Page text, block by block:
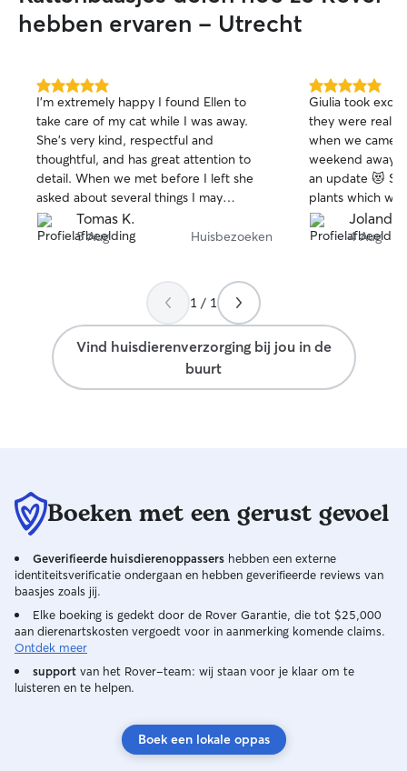
hebben ervaren - Utrecht
5.0
van
5
sterren
I’m extremely happy I found Ellen to
take care of my cat while I was away.
She’s very kind, respectful and
thoughtful, and has great attention to
detail. When we met before I left she
asked about several things I may
otherwise have forgotten, so that gave
me confidence in her commitment.
She sent me lots of beautiful pictures of
my cat, and he seemed to enjoy her
company tremendously. I couldn’t help
but suspect he likes her more than me.
😂 I just have nothing negative or even
neutral to say about my experience.
Tomas K.
5 Aug Huisbezoeken
5.0
van
5
sterren
Giulia took
they were really
when we came
weekend away.
an update 😻 She also watered our
plants which
these hot days.
Jolande
4 Aug
1 / 1
Vind huisdierenverzorging bij jou in de
buurt
Boeken met een gerust gevoel
Geverifieerde huisdierenoppassers hebben een externe
identiteitsverificatie ondergaan en hebben geverifieerde reviews van
baasjes zoals jij.
Elke boeking is gedekt door de Rover Garantie, die tot $25,000
aan dierenartskosten vergoedt voor in aanmerking komende claims.
Ontdek meer
support van het Rover-team: wij staan voor je klaar om te
luisteren en te helpen.
Boek een lokale oppas